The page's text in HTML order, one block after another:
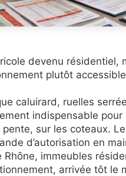
devenu
plutôt
caluirard, ruelles
indispensable
sur les coteaux.
d’autorisation en
immeubles
arrivée tôt le